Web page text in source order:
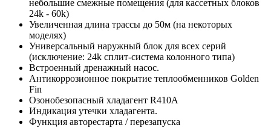
небольшие смежные помещения (для кассетных блоков
24k - 60k)
Увеличенная длина трассы до 50м (на некоторых
моделях)
Универсальный наружный блок для всех серий
(исключение: 24k сплит-система колонного типа)
Встроенный дренажный насос.
Антикоррозионное покрытие теплообменников Golden
Fin
Озонобезопасный хладагент R410A
Индикация утечки хладагента.
Функция авторестарта / перезапуска